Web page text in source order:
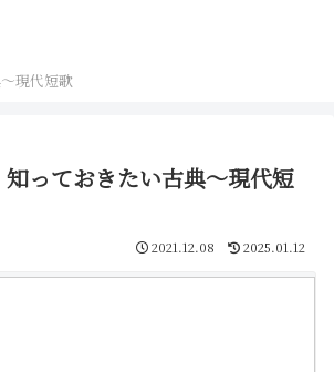
現代短歌
知っておきたい古典～現代短
2021.12.08 2025.01.12